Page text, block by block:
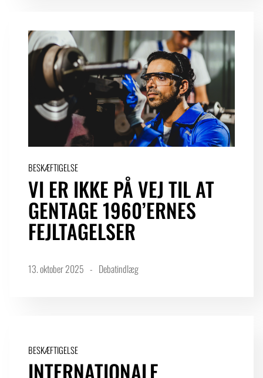
BESKÆFTIGELSE
VI ER IKKE PÅ VEJ TIL AT
GENTAGE 1960’ERNES
FEJLTA­GELSER
13. oktober 2025 Debatindlæg
BESKÆFTIGELSE
INTERNATIONALE